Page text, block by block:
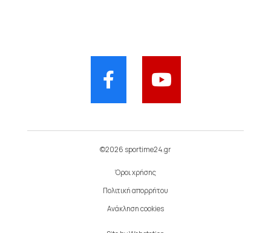
©2026 sportime24.gr
Όροι χρήσης
Πολιτική απορρήτου
Ανάκληση cookies